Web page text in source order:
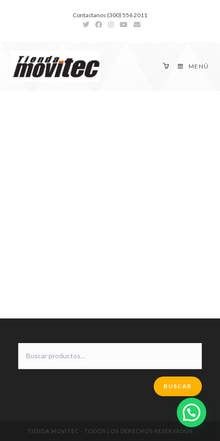
Contactanos (300) 556 2011
MENÚ
BUSCAR
TIENDA MOVITEC - TODOS LOS DERECHOS RESERVADOS